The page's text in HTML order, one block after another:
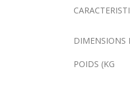
DIMENSIONS
POIDS (KG